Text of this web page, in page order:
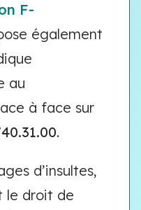
F-
également
au
à face sur
.
d’insultes,
le droit de